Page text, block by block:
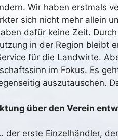
Wir haben erstmals
sich nicht mehr allein
dafür keine Zeit.
in der Region bleibt
für die Landwirte.
im Fokus. Es
auszutauschen.
über den Verein
erste Einzelhändler,